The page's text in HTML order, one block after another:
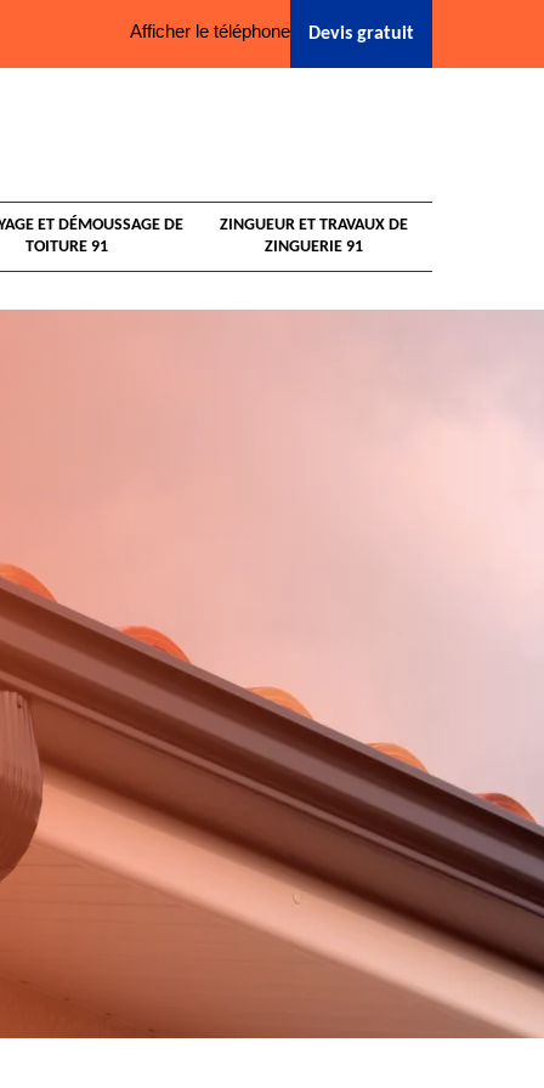
Afficher le téléphone Devis gratuit
ET DÉMOUSSAGE DE
TOITURE 91
ZINGUEUR ET TRAVAUX DE
ZINGUERIE 91